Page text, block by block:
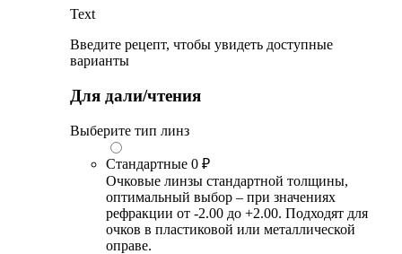
Text
Введите рецепт, чтобы увидеть доступные
варианты
Для дали/чтения
Выберите тип линз
Стандартные 0 ₽
Очковые линзы стандартной толщины,
оптимальный выбор – при значениях
рефракции от -2.00 до +2.00. Подходят для
очков в пластиковой или металлической
оправе.